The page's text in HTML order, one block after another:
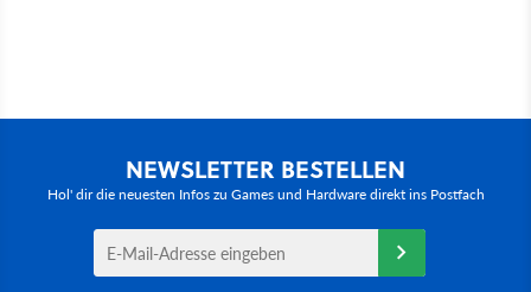
NEWSLETTER BESTELLEN
Hol' dir die neuesten Infos zu Games und Hardware direkt ins Postfach